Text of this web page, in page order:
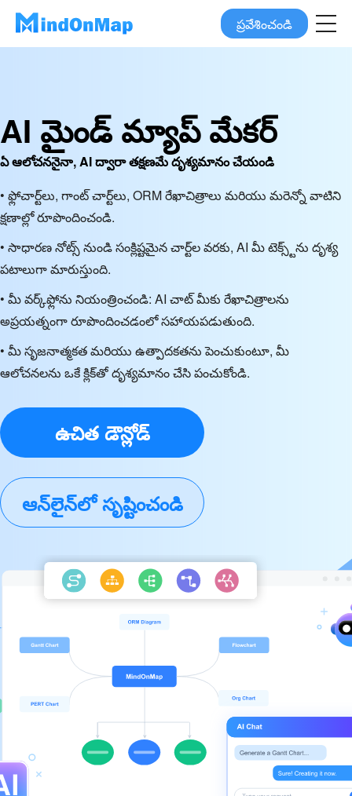
ప్రవేశించండి
AI మైండ్ మ్యాప్ మేకర్
ఏ ఆలోచననైనా, AI ద్వారా తక్షణమే దృశ్యమానం చేయండి
• ఫ్లోచార్ట్‌లు, గాంట్ చార్ట్‌లు, ORM రేఖాచిత్రాలు మరియు మరెన్నో వాటిని
క్షణాల్లో రూపొందించండి.
• సాధారణ నోట్స్ నుండి సంక్లిష్టమైన చార్ట్‌ల వరకు, AI మీ టెక్స్ట్‌ను దృశ్య
పటాలుగా మారుస్తుంది.
• మీ వర్క్‌ఫ్లోను నియంత్రించండి: AI చాట్ మీకు రేఖాచిత్రాలను
అప్రయత్నంగా రూపొందించడంలో సహాయపడుతుంది.
• మీ సృజనాత్మకత మరియు ఉత్పాదకతను పెంచుకుంటూ, మీ
ఆలోచనలను ఒకే క్లిక్‌తో దృశ్యమానం చేసి పంచుకోండి.
ఉచిత డౌన్లోడ్
ఆన్‌లైన్‌లో సృష్టించండి